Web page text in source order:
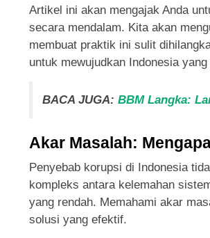
Artikel ini akan mengajak Anda
secara mendalam. Kita akan
membuat praktik ini sulit
untuk mewujudkan Indonesia
BACA JUGA: BBM Langka:
Akar Masalah:
Penyebab korupsi di Indonesia
kompleks antara kelemahan
yang rendah. Memahami akar
solusi yang efektif.